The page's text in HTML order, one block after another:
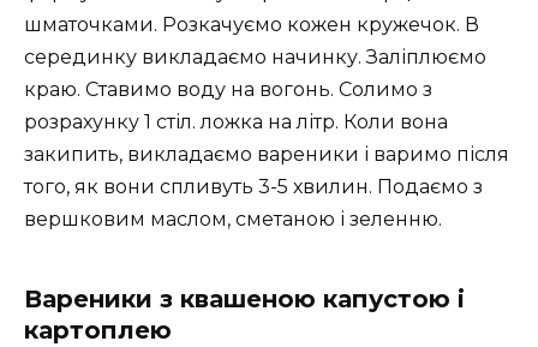
шматочками. Розкачуємо кожен кружечок. В
серединку викладаємо начинку. Заліплюємо
краю. Ставимо воду на вогонь. Солимо з
розрахунку 1 стіл. ложка на літр. Коли вона
закипить, викладаємо вареники і варимо після
того, як вони спливуть 3-5 хвилин. Подаємо з
вершковим маслом, сметаною і зеленню.
Вареники з квашеною капустою і
картоплею